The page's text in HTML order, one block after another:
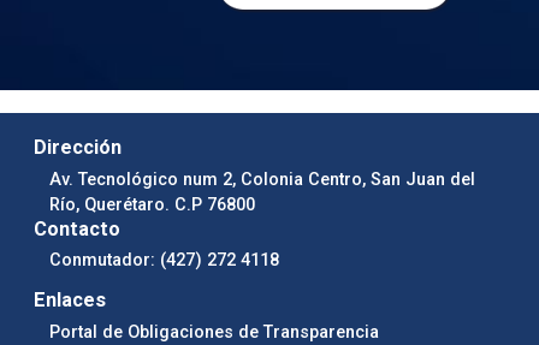
Dirección
Av. Tecnológico num 2, Colonia Centro, San Juan del
Río, Querétaro. C.P 76800
Contacto
Conmutador: (427) 272 4118
Enlaces
Portal de Obligaciones de Transparencia